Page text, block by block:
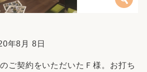
年8月 8日
ご契約をいただいたＦ様。お打ち